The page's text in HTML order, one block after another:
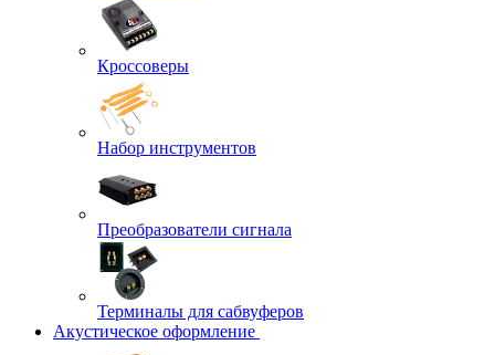
Кроссоверы
Набор инструментов
Преобразователи сигнала
Терминалы для сабвуферов
Акустическое оформление